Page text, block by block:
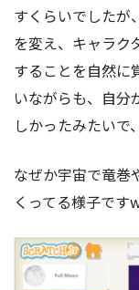
すくらいでしたが
を変え、キャラク
することを自然に
いながらも、自分
しかったみたいで
なぜか宇宙で竜巻
くってる様子です